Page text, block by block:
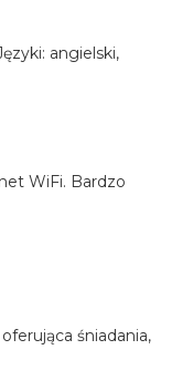
angielski,
WiFi. Bardzo
śniadania,